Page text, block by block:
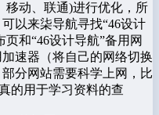
移动、联通)进行优化，所
以来柒导航寻找“46设计
和“46设计导航”备用网
速器（将自己的网络切换
分网站需要科学上网，比
的用于学习资料的查